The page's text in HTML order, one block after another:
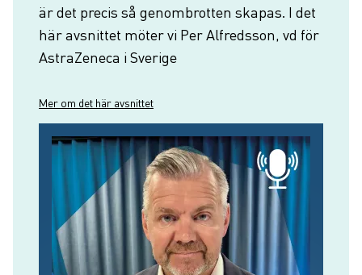
är det precis så genombrotten skapas. I det
här avsnittet möter vi Per Alfredsson, vd för
AstraZeneca i Sverige
Mer om det här avsnittet